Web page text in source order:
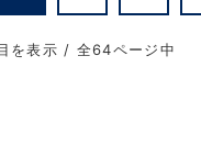
を表示 / 全64ページ中